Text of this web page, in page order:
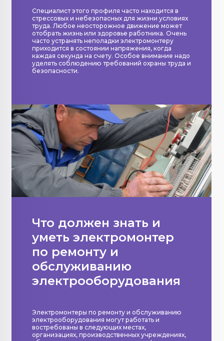
Специалист этого профиля часто находится в
стрессовых и небезопасных для жизни условиях
труда. Любое неосторожное движение может
отобрать жизнь или здоровье работника. Очень
часто устранять неполадки электромонтеру
приходится в состоянии напряжения, когда
каждая секунда на счету. Особое внимание надо
уделять соблюдению требований охраны труда и
безопасности.
Что должен знать и
уметь электромонтер
по ремонту и
обслуживанию
электрооборудования
Электромонтеры по ремонту и обслуживанию
электрооборудования могут работать и
востребованы в следующих местах,
организациях, производственных учреждениях,